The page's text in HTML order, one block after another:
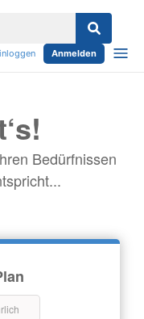
Anmelden
Bedürfnissen